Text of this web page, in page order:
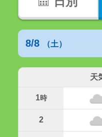
8/8 （土）
天
1時
2